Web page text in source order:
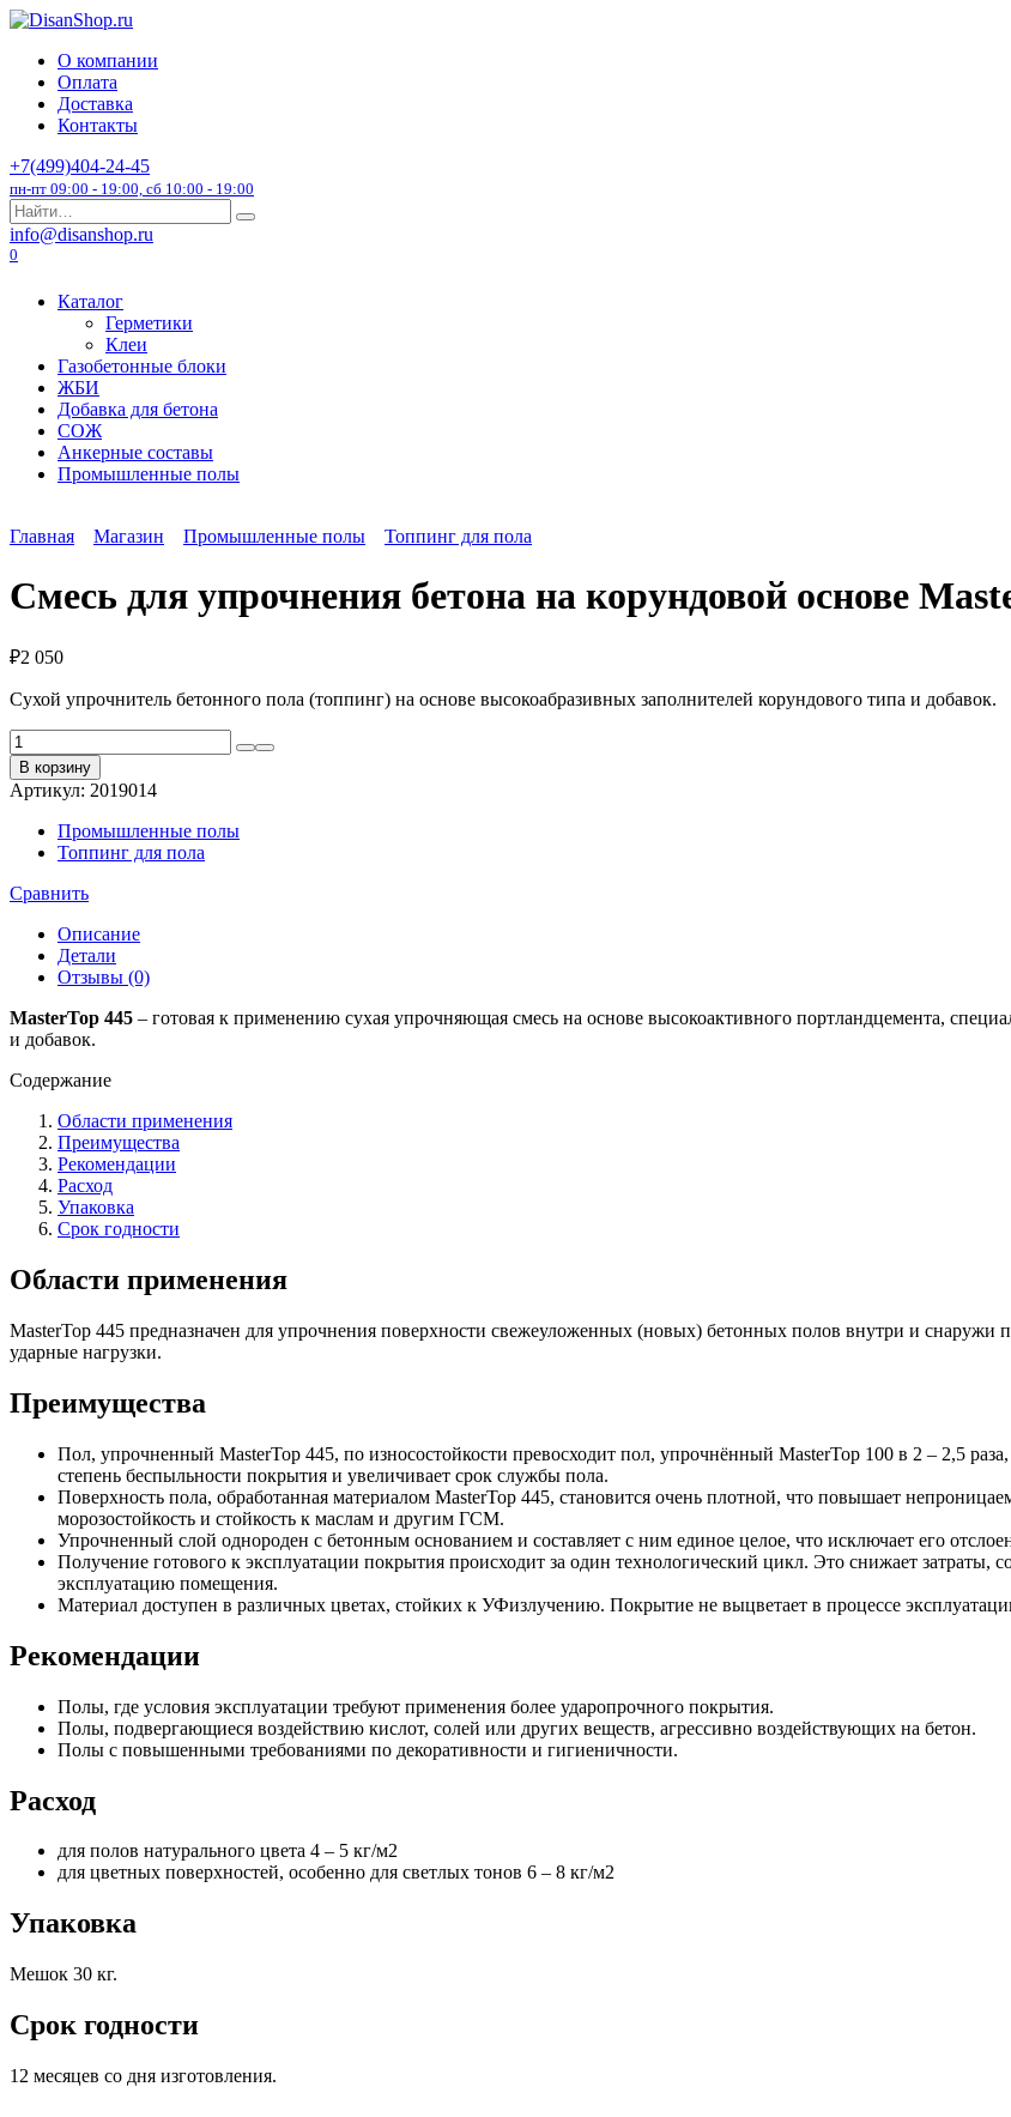
Перейти
содержанию
О компании
Оплата
Доставка
Контакты
+7(499)404-24-45
пн-пт 09:00 - 19:00, сб 10:00 - 19:00
Search
for:
info@disanshop.ru
0
Каталог
Герметики
Клеи
Газобетонные блоки
ЖБИ
Добавка для бетона
СОЖ
Анкерные составы
Промышленные полы
Главная Магазин Промышленные полы Топпинг для пола
Смесь для упрочнения бетона на корундовой основе
₽2 050
Сухой упрочнитель бетонного пола (топпинг) на основе высокоабразивных заполнителей корундового типа и добавок.
Количество
товара
Смесь
для
упрочнения
бетона
корундовой
MasterTop
В корзину
Артикул: 2019014
Промышленные полы
Топпинг для пола
Сравнить
Описание
Детали
Отзывы (0)
MasterTop 445 – готовая к применению сухая упрочняющая смесь на основе высокоактивного портландцемента,
и добавок.
Содержание
Области применения
Преимущества
Рекомендации
Расход
Упаковка
Срок годности
Области применения
MasterTop 445 предназначен для упрочнения поверхности свежеуложенных (новых) бетонных полов внутри и
ударные нагрузки.
Преимущества
Пол, упрочненный MasterTop 445, по износостойкости превосходит пол, упрочнённый MasterTop 100 в 2 – 2,5
степень беспыльности покрытия и увеличивает срок службы пола.
Поверхность пола, обработанная материалом MasterTop 445, становится очень плотной, что повышает
морозостойкость и стойкость к маслам и другим ГСМ.
Упрочненный слой однороден с бетонным основанием и составляет с ним единое целое, что исключает его
Получение готового к эксплуатации покрытия происходит за один технологический цикл. Это снижает затраты,
эксплуатацию помещения.
Материал доступен в различных цветах, стойких к УФизлучению. Покрытие не выцветает в процессе
Рекомендации
Полы, где условия эксплуатации требуют применения более ударопрочного покрытия.
Полы, подвергающиеся воздействию кислот, солей или других веществ, агрессивно воздействующих на бетон.
Полы с повышенными требованиями по декоративности и гигиеничности.
Расход
для полов натурального цвета 4 – 5 кг/м2
для цветных поверхностей, особенно для светлых тонов 6 – 8 кг/м2
Упаковка
Мешок 30 кг.
Срок годности
12 месяцев со дня изготовления.